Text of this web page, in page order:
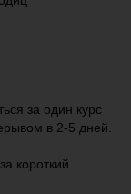
за один курс
в 2-5 дней.
короткий